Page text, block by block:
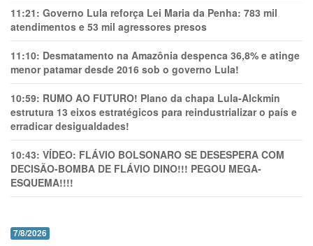
11:21: Governo Lula reforça Lei Maria da Penha: 783 mil
atendimentos e 53 mil agressores presos
11:10: Desmatamento na Amazônia despenca 36,8% e atinge
menor patamar desde 2016 sob o governo Lula!
10:59: RUMO AO FUTURO! Plano da chapa Lula-Alckmin
estrutura 13 eixos estratégicos para reindustrializar o país e
erradicar desigualdades!
10:43: VÍDEO: FLÁVIO BOLSONARO SE DESESPERA COM
DECISÃO-BOMBA DE FLÁVIO DINO!!! PEGOU MEGA-
ESQUEMA!!!!
7/8/2026